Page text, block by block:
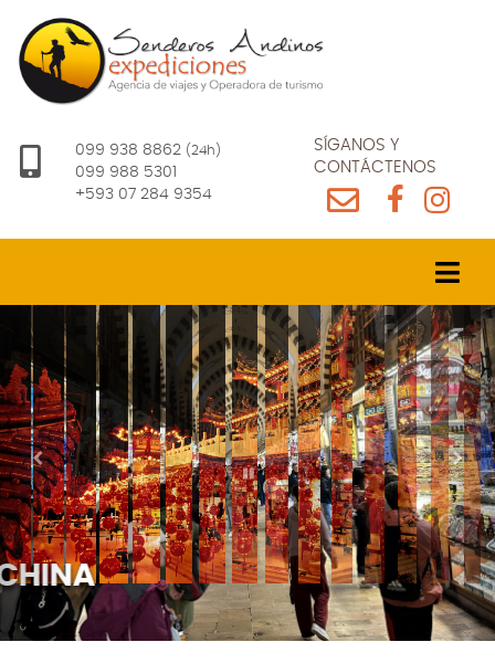
099 938 8862 (24h)
099 988 5301
+593 07 284 9354
SÍGANOS Y
CONTÁCTENOS
CHINA